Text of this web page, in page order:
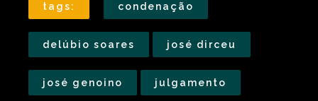
tags: condenação
delúbio soares josé dirceu
josé genoino julgamento